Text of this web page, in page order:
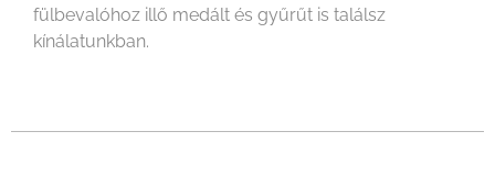
fülbevalóhoz illő medált és gyűrűt is találsz
kínálatunkban.